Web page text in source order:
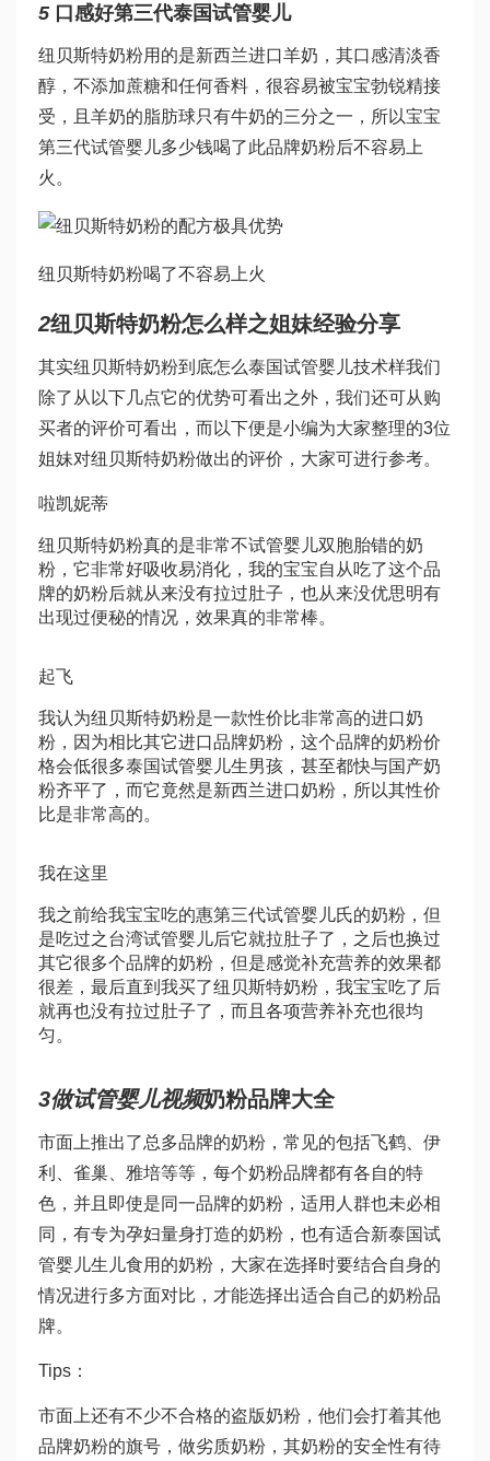
5口感好第三代泰国试管婴儿
纽贝斯特奶粉用的是新西兰进口羊奶，其口感清淡香
醇，不添加蔗糖和任何香料，很容易被宝宝勃锐精接
受，且羊奶的脂肪球只有牛奶的三分之一，所以宝宝
第三代试管婴儿多少钱喝了此品牌奶粉后不容易上
火。
纽贝斯特奶粉喝了不容易上火
2纽贝斯特奶粉怎么样之姐妹经验分享
其实纽贝斯特奶粉到底怎么泰国试管婴儿技术样我们
除了从以下几点它的优势可看出之外，我们还可从购
买者的评价可看出，而以下便是小编为大家整理的3位
姐妹对纽贝斯特奶粉做出的评价，大家可进行参考。
啦凯妮蒂
纽贝斯特奶粉真的是非常不试管婴儿双胞胎错的奶
粉，它非常好吸收易消化，我的宝宝自从吃了这个品
牌的奶粉后就从来没有拉过肚子，也从来没优思明有
出现过便秘的情况，效果真的非常棒。
起飞
我认为纽贝斯特奶粉是一款性价比非常高的进口奶
粉，因为相比其它进口品牌奶粉，这个品牌的奶粉价
格会低很多泰国试管婴儿生男孩 ，甚至都快与国产奶
粉齐平了，而它竟然是新西兰进口奶粉，所以其性价
比是非常高的。
我在这里
我之前给我宝宝吃的惠第三代试管婴儿氏的奶粉，但
是吃过之台湾试管婴儿后它就拉肚子了，之后也换过
其它很多个品牌的奶粉，但是感觉补充营养的效果都
很差，最后直到我买了纽贝斯特奶粉，我宝宝吃了后
就再也没有拉过肚子了，而且各项营养补充也很均
匀。
3做试管婴儿视频奶粉品牌大全
市面上推出了总多品牌的奶粉，常见的包括飞鹤、伊
利、雀巢、雅培等等，每个奶粉品牌都有各自的特
色，并且即使是同一品牌的奶粉，适用人群也未必相
同，有专为孕妇量身打造的奶粉，也有适合新泰国试
管婴儿生儿食用的奶粉，大家在选择时要结合自身的
情况进行多方面对比，才能选择出适合自己的奶粉品
牌。
Tips：
市面上还有不少不合格的盗版奶粉，他们会打着其他
品牌奶粉的旗号，做劣质奶粉，其奶粉的安全性有待